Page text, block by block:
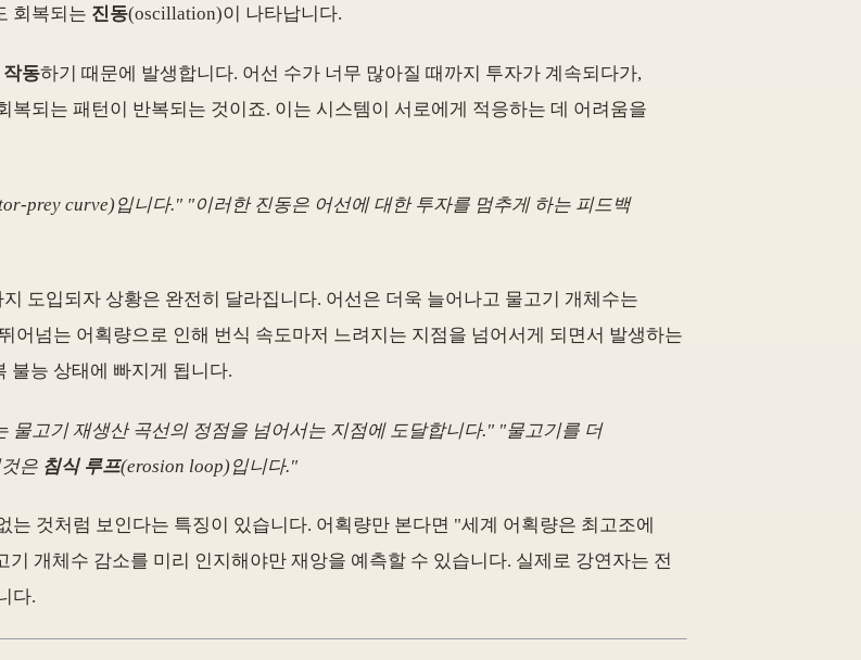
회복되는 진동(oscillation)이 나타납니다.
작동하기 때문에 발생합니다. 어선 수가 너무 많아질 때까지 투자가 계속되다가,
되는 패턴이 반복되는 것이죠. 이는 시스템이 서로에게 적응하는 데 어려움을
prey curve)입니다." "이러한 진동은 어선에 대한 투자를 멈추게 하는 피드백
도입되자 상황은 완전히 달라집니다. 어선은 더욱 늘어나고 물고기 개체수는
어넘는 어획량으로 인해 번식 속도마저 느려지는 지점을 넘어서게 되면서 발생하는
불능 상태에 빠지게 됩니다.
고기 재생산 곡선의 정점을 넘어서는 지점에 도달합니다." "물고기를 더
은 침식 루프(erosion loop)입니다."
것처럼 보인다는 특징이 있습니다. 어획량만 본다면 "세계 어획량은 최고조에
개체수 감소를 미리 인지해야만 재앙을 예측할 수 있습니다. 실제로 강연자는 전
다.